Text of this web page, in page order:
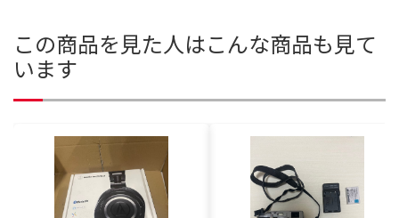
この商品を見た人はこんな商品も見て
います